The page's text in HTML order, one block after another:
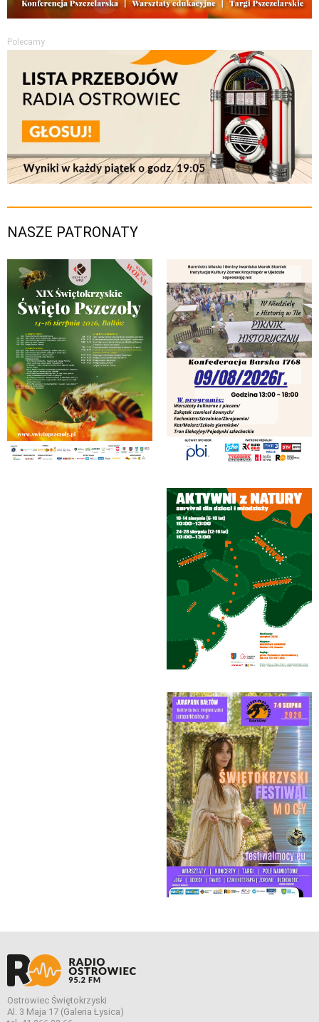
Polecamy
NASZE PATRONATY
Ostrowiec Świętokrzyski
Al. 3 Maja 17 (Galeria Łysica)